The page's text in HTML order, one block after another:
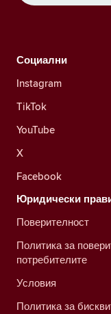
Социални
Instagram
TikTok
YouTube
X
Facebook
Юридически
Поверителност
Политика за
потребителите
Условия
Политика за